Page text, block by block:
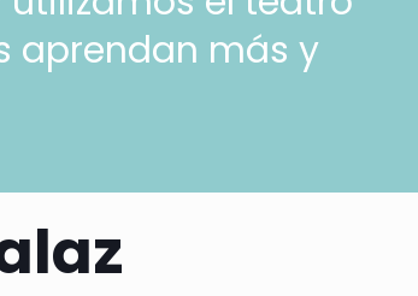
aprendan más y